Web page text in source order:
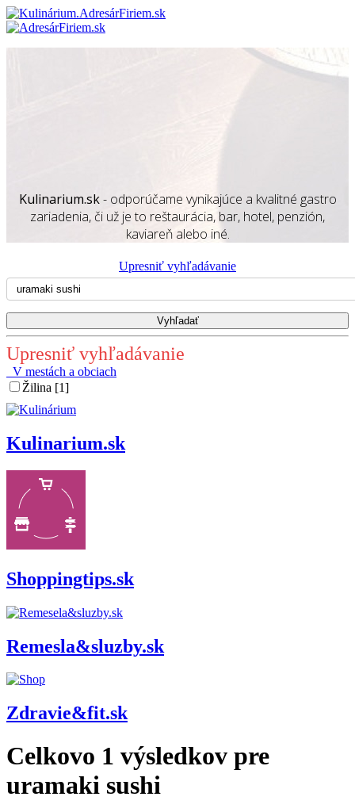
Kulinarium.sk- odporúčame vynikajúce a kvalitné gastro
zariadenia, či už je to reštaurácia, bar, hotel, penzión,
kaviareň alebo iné.
Upresniť vyhľadávanie
Upresniť vyhľadávanie
V mestách a obciach
Žilina [1]
Kulinarium.sk
Shoppingtips.sk
Remesla&sluzby.sk
Zdravie&fit.sk
Celkovo 1 výsledkov pre
uramaki sushi